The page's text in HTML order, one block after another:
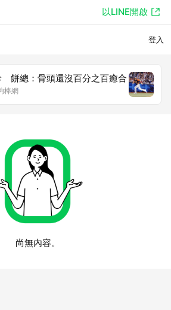
以LINE開啟
登入
餅總：骨頭還沒百分之百癒合
棒網
尚無內容。